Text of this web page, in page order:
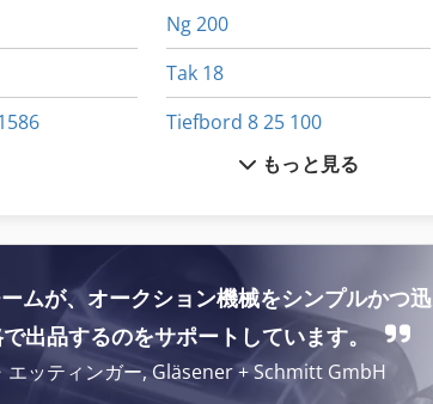
Ng 200
Tak 18
Tiefbord 8 25 100
もっと見る
ムが、オークション機械をシンプルかつ迅
出品するのをサポートしています。
エッティンガー, Gläsener + Schmitt GmbH